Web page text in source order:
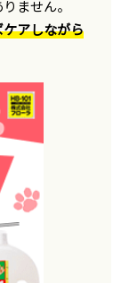
ません。
アしながら